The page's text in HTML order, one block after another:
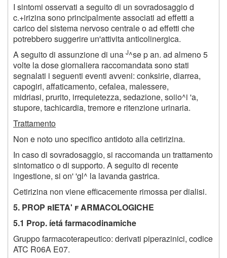
I sintomi osservati a seguito di un sovradosaggio d
c.+irizina sono principalmente associati ad effetti a
carico del sistema nervoso centrale o ad effetti che
potrebbero suggerire un'attivita anticolinergica.
A seguito di assunzione di una J^se p an. ad almeno 5
volte la dose giornaliera raccomandata sono stati
segnalati i seguenti eventi avveni: conksirie, diarrea,
capogiri, affaticamento, cefalea, malessere,
midriasi, prurito, irrequietezza, sedazione, soiio^i 'a,
stupore, tachicardia, tremore e ritenzione urinaria.
Trattamento
Non e noto uno specifico antidoto alla cetirizina.
In caso di sovradosaggio, si raccomanda un trattamento
sintomatico o di supporto. A seguito di recente
ingestione, si on' 'gl^ la lavanda gastrica.
Cetirizina non viene efficacemente rimossa per dialisi.
5. PROP rIETA' f ARMACOLOGICHE
5.1 Prop. íetá farmacodinamiche
Gruppo farmacoterapeutico: derivati piperazinici, codice
ATC R06A E07.